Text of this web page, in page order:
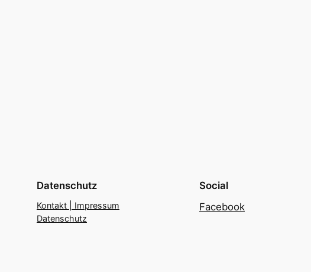
Datenschutz
Kontakt | Impressum
Datenschutz
Social
Facebook